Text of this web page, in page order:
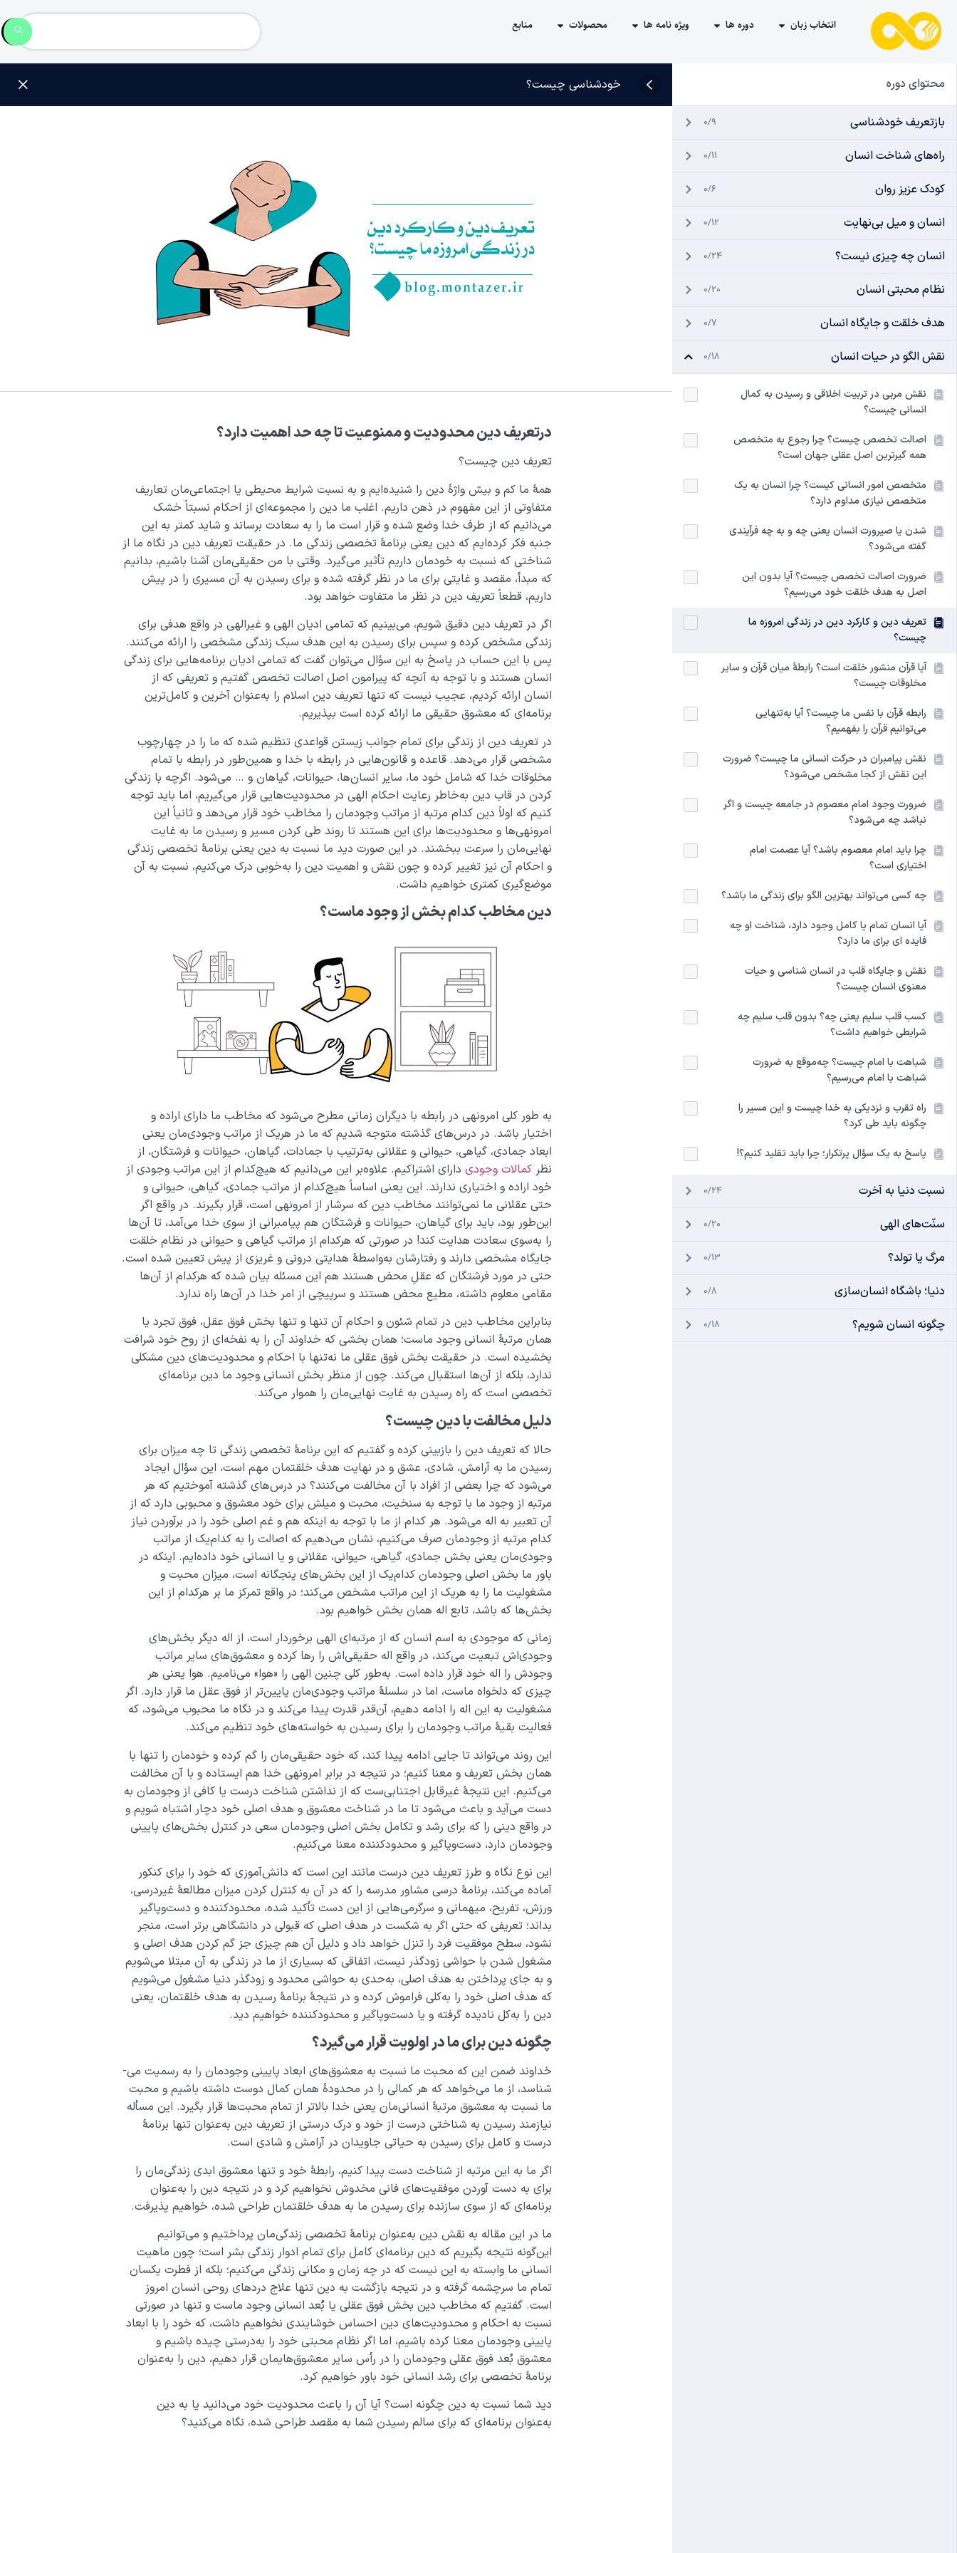
انتخاب زبان دوره ها ویژه نامه ها محصولات منابع
محتوای دوره
بازتعریف خودشناسی 0/9
راه‌های شناخت انسان 0/11
کودک عزیز روان 0/6
انسان و میل بی‌نهایت 0/12
انسان چه چیزی نیست؟ 0/24
نظام محبتی انسان 0/20
هدف خلقت و جایگاه انسان 0/7
نقش الگو در حیات انسان 0/18
نقش مربی در تربیت اخلاقی و رسیدن به کمال
انسانی چیست؟
اصالت تخصص چیست؟ چرا رجوع به متخصص
همه گیرترین اصل عقلی جهان است؟
متخصص امور انسانی کیست؟ چرا انسان به یک
متخصص نیازی مداوم دارد؟
شدن یا صیرورت انسان یعنی چه و به چه فرآیندی
گفته می‌شود؟
ضرورت اصالت تخصص چیست؟ آیا بدون این
اصل به هدف خلقت خود می‌رسیم؟
تعریف دین و کارکرد دین در زندگی امروزه ما
چیست؟
آیا قرآن منشور خلقت است؟ رابطۀ میان قرآن و سایر
مخلوقات چیست؟
رابطه قرآن با نفس ما چیست؟ آیا به‌تنهایی
می‌توانیم قرآن را بفهمیم؟
نقش پیامبران در حرکت انسانی ما چیست؟ ضرورت
این نقش از کجا مشخص می‌شود؟
ضرورت وجود امام معصوم در جامعه چیست و اگر
نباشد چه می‌شود؟
چرا باید امام معصوم باشد؟ آیا عصمت امام
اختیاری است؟
چه کسی می‌تواند بهترین الگو برای زندگی ما باشد؟
آیا انسان تمام یا کامل وجود دارد، شناخت او چه
فایده ای برای ما دارد؟
نقش و جایگاه قلب در انسان شناسی و حیات
معنوی انسان چیست؟
کسب قلب سلیم یعنی چه؟ بدون قلب سلیم چه
شرایطی خواهیم داشت؟
شباهت با امام چیست؟ چه‌موقع به ضرورت
شباهت با امام می‌رسیم؟
راه تقرب و نزدیکی به خدا چیست و این مسیر را
چگونه باید طی کرد؟
پاسخ به یک سؤال پرتکرار؛ چرا باید تقلید کنیم؟!
نسبت دنیا به آخرت 0/24
سنّت‌های الهی 0/20
مرگ یا تولد؟ 0/13
دنیا؛ باشگاه انسان‌سازی 0/8
چگونه انسان شویم؟ 0/18
خودشناسی چیست؟
درتعریف دین محدودیت و ممنوعیت تا چه حد اهمیت دارد؟
تعریف دین چیست؟
همۀ ما کم و بیش واژۀ دین را شنیده‌‍‌ایم و به نسبت شرایط محیطی یا اجتماعی‌مان تعاریف
متفاوتی از این مفهوم در ذهن داریم. اغلب ما دین را مجموعه‌ای از احکام نسبتاً خشک
می‌دانیم که از طرف خدا وضع شده و قرار است ما را به سعادت برساند و شاید کمتر به این
جنبه فکر کرده‌ایم که دین یعنی برنامۀ تخصصی زندگی ما. در حقیقت تعریف دین در نگاه ما از
شناختی که نسبت به خودمان داریم تأثیر می‌گیرد. وقتی با من حقیقی‌مان آشنا باشیم، بدانیم
که مبدأ، مقصد و غایتی برای ما در نظر گرفته شده و برای رسیدن به آن مسیری را در پیش
داریم، قطعاً تعریف دین در نظر ما متفاوت خواهد بود.
اگر در تعریف دین دقیق شویم، می‌بینیم که تمامی ادیان الهی و غیرالهی در واقع هدفی برای
زندگی مشخص کرده و سپس برای رسیدن به این هدف سبک زندگی مشخصی را ارائه می‌کنند.
پس با این حساب در پاسخ به این سؤال می‌توان گفت که تمامی ادیان برنامه‌هایی برای زندگی
انسان هستند و با توجه به آنچه که پیرامون اصل اصالت تخصص گفتیم و تعریفی که از
انسان ارائه کردیم، عجیب نیست که تنها تعریف دین اسلام را به‌عنوان آخرین و کامل‌ترین
برنامه‌ای که معشوق حقیقی ما ارائه کرده است بپذیریم.
در تعریف دین از زندگی برای تمام جوانب زیستن­ قواعدی تنظیم شده که ما را در چهارچوب
مشخصی قرار می‌­دهد. قاعده و قانون‌­هایی در رابطه با خدا و همین‌طور در رابطه با تمام
مخلوقات خدا که شامل خود ما، سایر انسان­‌ها، حیوانات، گیاهان و … می‌شود. اگرچه با زندگی
کردن در قاب دین به‌خاطر رعایت احکام الهی در محدودیت‌­هایی قرار می‌­گیریم، اما باید توجه
کنیم که اولاً دین کدام مرتبه از مراتب وجودمان را مخاطب خود قرار می‌­دهد و ثانیاً این
امرونهی‌­ها و محدودیت­‌ها برای این هستند تا روند طی کردن مسیر و رسیدن ما به غایت
نهایی‌مان را سرعت ببخشند. در این صورت دید ما نسبت به دین یعنی برنامۀ تخصصی زندگی
و احکام آن نیز تغییر کرده و چون نقش و اهمیت دین را به‌خوبی درک می‌کنیم، نسبت به آن
موضع‌گیری کمتری خواهیم داشت.
دین مخاطب کدام بخش از وجود ماست؟
به طور کلی امرونهی در رابطه با دیگران زمانی مطرح می‌شود که مخاطب ما دارای اراده و
اختیار باشد. در درس‌های گذشته متوجه شدیم که ما در هریک از مراتب وجودی‌مان یعنی
ابعاد جمادی، گیاهی، حیوانی و عقلانی به­‌ترتیب با جمادات، گیاهان، حیوانات و فرشتگان، از
نظرکمالات وجودی دارای اشتراکیم. علاوه‌بر این می­‌دانیم که هیچ­‌کدام از این مراتب وجودی از
خود اراده و اختیاری ندارند. این یعنی اساساً هیچ‌کدام از مراتب جمادی، گیاهی، حیوانی و
حتی عقلانی ما نمی‌توانند مخاطب دین که سرشار از امرونهی است، قرار بگیرند. در واقع اگر
این‌طور بود، باید برای گیاهان، حیوانات و فرشتگان هم پیامبرانی از سوی خدا می­‌آمد، تا آن‌ها
را به‌سوی سعادت هدایت کند! در صورتی که هرکدام از مراتب گیاهی و حیوانی در نظام خلقت
جایگاه مشخصی دارند و رفتارشان به‌­واسطۀ هدایتی درونی و غریزی از پیش تعیین ­شده است.
حتی در مورد فرشتگان که عقلِ محض هستند هم این مسئله بیان شده که هرکدام از آن‌ها
مقامی معلوم داشته، مطیع محض هستند و سرپیچی از امر خدا در آن‌ها راه ندارد.
بنابراین مخاطب دین در تمام شئون و احکام آن تنها و تنها بخش فوق­ عقل، فوق ­تجرد یا
همان مرتبۀ انسانی وجود ماست؛ همان بخشی که خداوند آن را به نفخه‌­ای از روح خود شرافت
بخشیده است. در حقیقت بخش فوق عقلی ما نه‌تنها با احکام و محدودیت‌های دین مشکلی
ندارد، بلکه از آن‌ها استقبال می‌کند. چون از منظر بخش انسانی وجود ما دین برنامه‌ای
تخصصی است که راه رسیدن به غایت نهایی‌مان را هموار می‌کند.
دلیل مخالفت با دین چیست؟
حالا که تعریف دین را بازبینی کرده و گفتیم که این برنامۀ تخصصی زندگی تا چه میزان برای
رسیدن ما به آرامش، شادی، عشق و در نهایت هدف خلقتمان مهم است، این سؤال ایجاد
می‌شود که چرا بعضی از افراد با آن مخالفت می‌کنند؟ در درس‌های گذشته آموختیم که هر
مرتبه از وجود ما با توجه به سنخیت، محبت و میلش برای خود معشوق و محبوبی دارد که از
آن تعبیر به اله می‌­شود. هر کدام از ما با توجه به اینکه هم و غم اصلی خود را در برآوردن نیاز
کدام مرتبه از وجودمان صرف می­‌کنیم، نشان می­‌دهیم که اصالت را به کدام­‌یک از مراتب
وجودی‌مان یعنی بخش جمادی، گیاهی، حیوانی، عقلانی و یا انسانی خود داده‌ایم. اینکه در
باور ما بخش اصلی وجودمان کدام‌یک از این بخش‌های پنجگانه است، میزان محبت و
مشغولیت ما را به هریک از این مراتب مشخص می‌کند؛ در واقع تمرکز ما بر هرکدام از این
بخش‌ها که باشد، تابع اله همان بخش خواهیم بود.
زمانی که موجودی به اسم انسان که از مرتبه‌­ای الهی برخوردار است، از اله دیگر بخش‌های
وجودی‌اش تبعیت می­‌کند، در واقع اله حقیقی‌اش را رها کرده و معشوق­‌های سایر مراتب
وجودش را اله خود قرار داده است. به‌طور کلی چنین الهی را «هوا» می‌نامیم. هوا یعنی هر
چیزی که دلخواه ماست، اما در سلسلۀ مراتب وجودی‌مان پایین‌­تر از فوق ­عقل ما قرار دارد. اگر
مشغولیت به این اله را ادامه دهیم، آن‌قدر قدرت پیدا می‌کند و در نگاه ما محبوب می‌شود، که
فعالیت بقیۀ مراتب وجودمان را برای رسیدن به خواسته‌های خود تنظیم می­‌کند.
این روند می‌تواند تا جایی ادامه پیدا کند، که خود حقیقی‌مان را گم کرده و خودمان را تنها با
همان بخش تعریف و معنا کنیم؛ در نتیجه در برابر امرونهی خدا هم ایستاده و با آن مخالفت
می‌کنیم. این نتیجۀ غیرقابل اجتنابی­‌ست که از نداشتن شناخت درست یا کافی از وجودمان به
­دست می‌­آید و باعث می‌­شود تا ما در شناخت معشوق و هدف اصلی خود دچار اشتباه شویم و
در واقع دینی را که برای رشد و تکامل بخش اصلی وجودمان سعی در کنترل بخش‌های پایینی
وجودمان دارد، دست‌و‌پاگیر و محدود‌کننده معنا می‌کنیم.
این نوع نگاه و طرز تعریف دین درست مانند این است که دانش‌آموزی که خود را برای کنکور
آماده می‌کند، برنامۀ درسی مشاور مدرسه را که در آن به کنترل کردن میزان مطالعۀ غیردرسی،
ورزش، تفریح، میهمانی و سرگرمی‌هایی از این دست تأکید شده، محدودکننده و دست‌وپاگیر
بداند؛ تعریفی که حتی اگر به شکست در هدف اصلی که قبولی در دانشگاهی برتر است، منجر
نشود، سطح موفقیت فرد را تنزل خواهد داد و دلیل آن هم چیزی جز گم کردن هدف اصلی و
مشغول شدن با حواشی زودگذر نیست، اتفاقی که بسیاری از ما در زندگی به آن مبتلا می‌شویم
و به جای پرداختن به هدف اصلی، به‌حدی به حواشی محدود و زودگذر دنیا مشغول می‌شویم
که هدف اصلی خود را به‌کلی فراموش کرده و در نتیجۀ برنامۀ رسیدن به هدف خلقتمان، یعنی
دین را به‌کل نادیده گرفته و یا دست‌وپاگیر و محدودکننده خواهیم دید.
چگونه دین برای ما در اولویت قرار می‌گیرد؟
خداوند ضمن این که محبت ما نسبت به معشوق‌های ابعاد پایینی وجودمان را به رسمیت می‌­
شناسد، از ما می‌­خواهد که هر کمالی را در محدودۀ همان کمال دوست داشته باشیم و محبت
ما نسبت به معشوق مرتبۀ انسانی­‌مان یعنی خدا بالاتر از تمام محبت­‌ها قرار بگیرد. این مسأله
نیازمند رسیدن به شناختی درست از خود و درک درستی از تعریف دین به‌عنوان تنها برنامۀ
درست و کامل برای رسیدن به حیاتی جاویدان در آرامش و شادی است.
اگر ما به این مرتبه از شناخت دست پیدا کنیم، رابطۀ خود و تنها معشوق ابدی زندگی‌مان را
برای به دست آوردن موفقیت‌های فانی مخدوش نخواهیم کرد و در نتیجه دین را به‌عنوان
برنامه‌ای که از سوی سازنده برای رسیدن ما به هدف خلقتمان طراحی شده، خواهیم پذیرفت.
ما در این مقاله به نقش دین به‌عنوان برنامۀ تخصصی زندگی‌مان پرداختیم و می‌توانیم
این‌گونه نتیجه بگیریم که دین برنامه‌ای کامل برای تمام ادوار زندگی بشر است؛ چون ماهیت
انسانی ما وابسته به این نیست که در چه زمان و مکانی زندگی می‌کنیم؛ بلکه از فطرت یکسان
تمام ما سرچشمه گرفته و در نتیجه بازگشت به دین تنها علاج دردهای روحی انسان امروز
است. گفتیم که مخاطب دین بخش فوق عقلی یا بُعد انسانی وجود ماست و تنها در صورتی
نسبت به احکام و محدودیت‌های دین احساس خوشایندی نخواهیم داشت، که خود را با ابعاد
پایینی وجودمان معنا کرده باشیم، اما اگر نظام محبتی خود را به‌درستی چیده باشیم و
معشوق بُعد فوق عقلی وجود‌مان را در رأس سایر معشوق‌هایمان قرار دهیم، دین را به‌عنوان
برنامۀ تخصصی برای رشد انسانی خود باور خواهیم کرد.
دید شما نسبت به دین چگونه است؟ آیا آن را باعث محدودیت خود می‌دانید یا به دین
به‌عنوان برنامه‌ای که برای سالم رسیدن شما به مقصد طراحی شده، نگاه می‌کنید؟